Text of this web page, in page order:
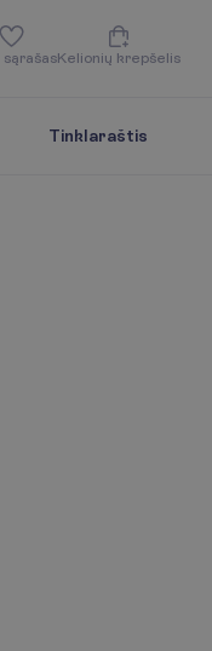
sąrašasKelionių krepšelis
Tinklaraštis